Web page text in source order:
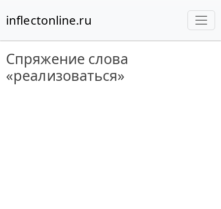
inflectonline.ru
Спряжение слова
«реализоваться»